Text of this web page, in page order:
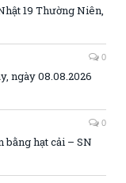
19 Thường Niên,
0
ngày 08.08.2026
0
bằng hạt cải – SN